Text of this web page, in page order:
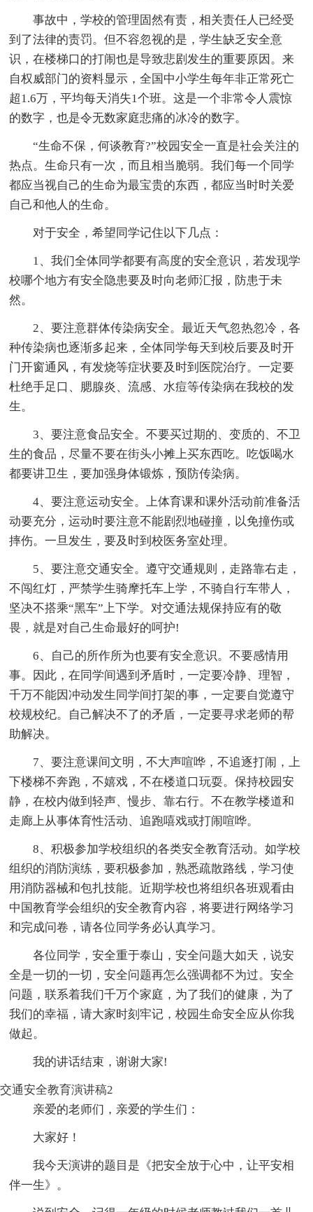
事故中，学校的管理固然有责，相关责任人已经受
到了法律的责罚。但不容忽视的是，学生缺乏安全意
识，在楼梯口的打闹也是导致悲剧发生的重要原因。来
自权威部门的资料显示，全国中小学生每年非正常死亡
超1.6万，平均每天消失1个班。这是一个非常令人震惊
的数字，也是令无数家庭悲痛的冰冷的数字。
“生命不保，何谈教育?”校园安全一直是社会关注的
热点。生命只有一次，而且相当脆弱。我们每一个同学
都应当视自己的生命为最宝贵的东西，都应当时时关爱
自己和他人的生命。
对于安全，希望同学记住以下几点：
1、我们全体同学都要有高度的安全意识，若发现学
校哪个地方有安全隐患要及时向老师汇报，防患于未
然。
2、要注意群体传染病安全。最近天气忽热忽冷，各
种传染病也逐渐多起来，全体同学每天到校后要及时开
门开窗通风，有发烧等症状要及时到医院治疗。一定要
杜绝手足口、腮腺炎、流感、水痘等传染病在我校的发
生。
3、要注意食品安全。不要买过期的、变质的、不卫
生的食品，尽量不要在街头小摊上买东西吃。吃饭喝水
都要讲卫生，要加强身体锻炼，预防传染病。
4、要注意运动安全。上体育课和课外活动前准备活
动要充分，运动时要注意不能剧烈地碰撞，以免撞伤或
摔伤。一旦发生，要及时到校医务室处理。
5、要注意交通安全。遵守交通规则，走路靠右走，
不闯红灯，严禁学生骑摩托车上学，不骑自行车带人，
坚决不搭乘“黑车”上下学。对交通法规保持应有的敬
畏，就是对自己生命最好的呵护!
6、自己的所作所为也要有安全意识。不要感情用
事。因此，在同学间遇到矛盾时，一定要冷静、理智，
千万不能因冲动发生同学间打架的事，一定要自觉遵守
校规校纪。自己解决不了的矛盾，一定要寻求老师的帮
助解决。
7、要注意课间文明，不大声喧哗，不追逐打闹，上
下楼梯不奔跑，不嬉戏，不在楼道口玩耍。保持校园安
静，在校内做到轻声、慢步、靠右行。不在教学楼道和
走廊上从事体育性活动、追跑嘻戏或打闹喧哗。
8、积极参加学校组织的各类安全教育活动。如学校
组织的消防演练，要积极参加，熟悉疏散路线，学习使
用消防器械和包扎技能。近期学校也将组织各班观看由
中国教育学会组织的安全教育内容，将要进行网络学习
和完成问卷，请各位同学务必认真学习。
各位同学，安全重于泰山，安全问题大如天，说安
全是一切的一切，安全问题再怎么强调都不为过。安全
问题，联系着我们千万个家庭，为了我们的健康，为了
我们的幸福，请大家时刻牢记，校园生命安全应从你我
做起。
我的讲话结束，谢谢大家!
交通安全教育演讲稿2
亲爱的老师们，亲爱的学生们：
大家好！
我今天演讲的题目是《把安全放于心中，让平安相
伴一生》。